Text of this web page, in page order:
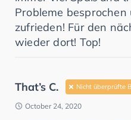
Probleme
zufrieden! Für den
wieder dort! Top!
That’s C. Nicht überprüfte
October 24, 2020